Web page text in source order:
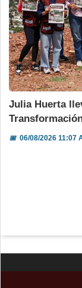
Julia Huerta
📅06/08/2026 11:07